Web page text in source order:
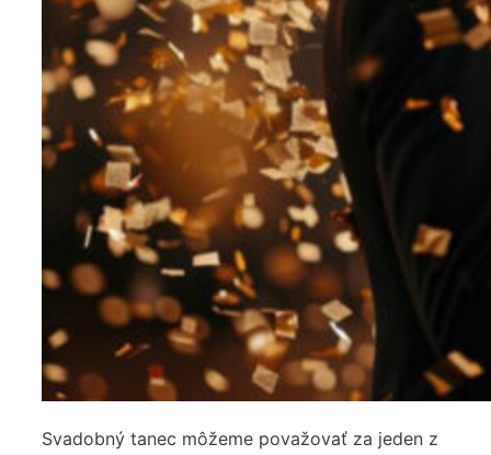
Svadobný tanec môžeme považovať za jeden z